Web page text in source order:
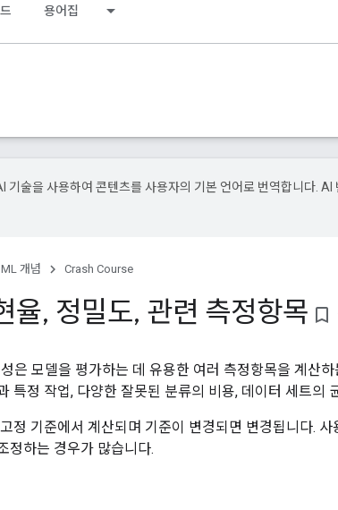
용어집
기술을 사용하여 콘텐츠를 사용자의 기본 언어로 번역합니다. AI
ML 개념 Crash Course
율, 정밀도, 관련 측정항목 bookmark_border
은 모델을 평가하는 데 유용한 여러 측정항목을 계산하
특정 작업, 다양한 잘못된 분류의 비용, 데이터 세트의
정 기준에서 계산되며 기준이 변경되면 변경됩니다.
정하는 경우가 많습니다.